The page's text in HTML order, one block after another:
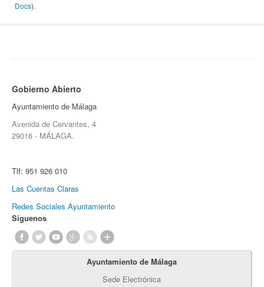
Docs).
Gobierno Abierto
Ayuntamiento de Málaga
Avenida de Cervantes, 4
29016 - MÁLAGA.
Tlf: 951 926 010
Las Cuentas Claras
Redes Sociales Ayuntamiento
Síguenos
Ayuntamiento de Málaga
Sede Electrónica